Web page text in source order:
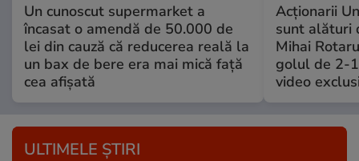
Un cunoscut supermarket a
încasat o amendă de 50.000 de
lei din cauză că reducerea reală la
un bax de bere era mai mică față
cea afișată
Acționarii
sunt alături
Mihai
golul de 2-
video
ULTIMELE ȘTIRI